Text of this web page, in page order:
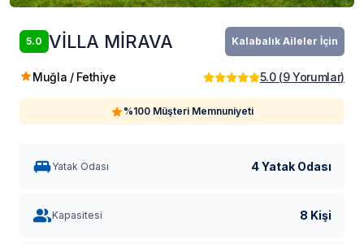
5.0 VİLLA MİRAVA Kalabalık Aileler İçin
Muğla / Fethiye 5.0(9 Yorumlar)
%100 Müşteri Memnuniyeti
Yatak Odası 4 Yatak Odası
Kapasitesi 8 Kişi